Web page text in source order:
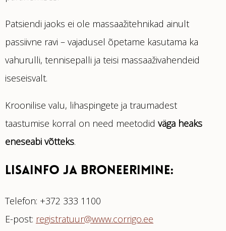
Patsiendi jaoks ei ole massaažitehnikad ainult
passiivne ravi – vajadusel õpetame kasutama ka
vahurulli, tennisepalli ja teisi massaaživahendeid
iseseisvalt.
Kroonilise valu, lihaspingete ja traumadest
taastumise korral on need meetodid väga heaks
eneseabi võtteks.
LISAINFO JA BRONEERIMINE:
Telefon: +372 333 1100
E-post: registratuur@www.corrigo.ee